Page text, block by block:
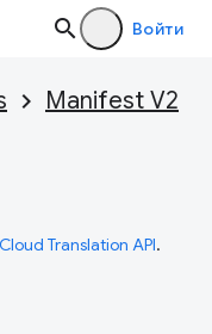
Войти
Manifest V2
Cloud Translation API.